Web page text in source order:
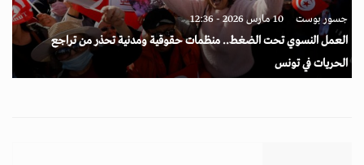
جسور بوست 10 مارس 2026 - 12:36
العمل النسوي تحت الضغط.. منظمات حقوقية ومدنية تحذر من تراجع
الحريات في تونس